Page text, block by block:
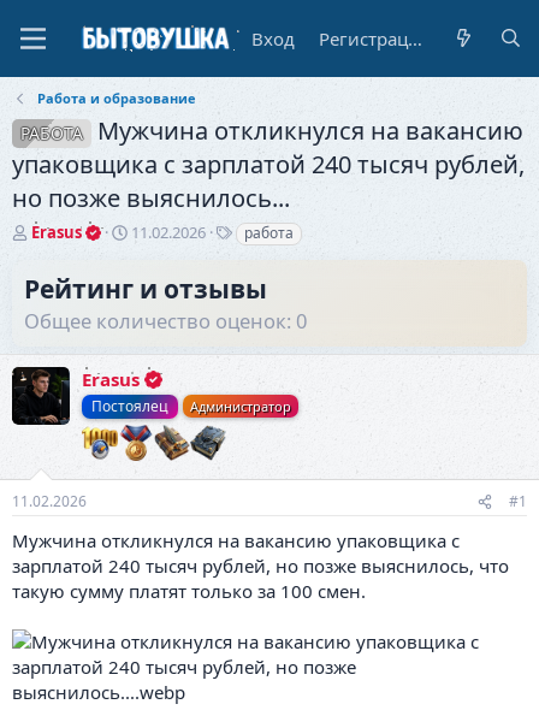
Вход Регистрация
Работа и образование
РАБОТА
Мужчина откликнулся на вакансию
упаковщика с зарплатой 240 тысяч рублей,
но позже выяснилось...
А
о
р
е
м
ы
Erasus
Д
н
ч
а
л
а
11.02.2026
Т
и
работа
Рейтинг и отзывы
Общее количество оценок: 0
Erasus
Постоялец Администратор
11.02.2026 #1
Мужчина откликнулся на вакансию упаковщика с
зарплатой 240 тысяч рублей, но позже выяснилось, что
такую сумму платят только за 100 смен.